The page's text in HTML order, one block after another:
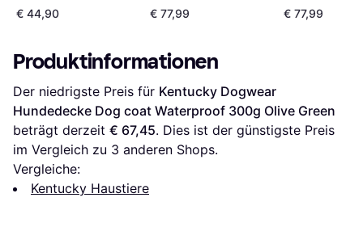
Waterproof 300g
Olive Green
€ 44,90 € 77,99
Waterproof
Olive Green
€ 77,99
Produktinformationen
Der niedrigste Preis für Kentucky Dogwear
Hundedecke Dog coat Waterproof 300g Olive Green
beträgt derzeit € 67,45. Dies ist der günstigste Preis
im Vergleich zu 3 anderen Shops.
Vergleiche:
Kentucky Haustiere